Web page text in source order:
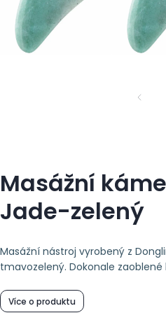
Masážní
Jade-zelený
Masážní nástroj vyrobený z
tmavozelený. Dokonale zaoblené
Více o produktu